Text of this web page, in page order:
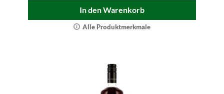
In den Warenkorb
Alle Produktmerkmale